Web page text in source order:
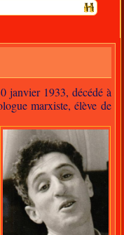
janvier 1933, décédé à
marxiste, élève de